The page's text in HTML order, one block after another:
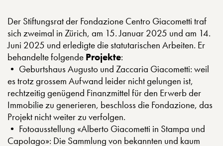
Der Stiftungsrat der Fondazione Centro Giacometti traf
sich zweimal in Zürich, am 15. Januar 2025 und am 14.
Juni 2025 und erledigte die statutarischen Arbeiten. Er
behandelte folgende Projekte:
• Geburtshaus Augusto und Zaccaria Giacometti: weil
es trotz grossem Aufwand leider nicht gelungen ist,
rechtzeitig genügend Finanzmittel für den Erwerb der
Immobilie zu generieren, beschloss die Fondazione, das
Projekt nicht weiter zu verfolgen.
• Fotoausstellung «Alberto Giacometti in Stampa und
Capolago»: Die Sammlung von bekannten und kaum